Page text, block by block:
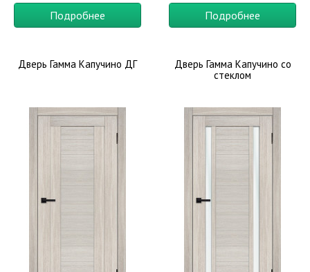
Подробнее Подробнее
Дверь Гамма Капучино ДГ
Дверь Гамма Капучино со
стеклом